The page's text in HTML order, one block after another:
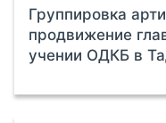
Группировка
продвижение
учении ОДКБ в